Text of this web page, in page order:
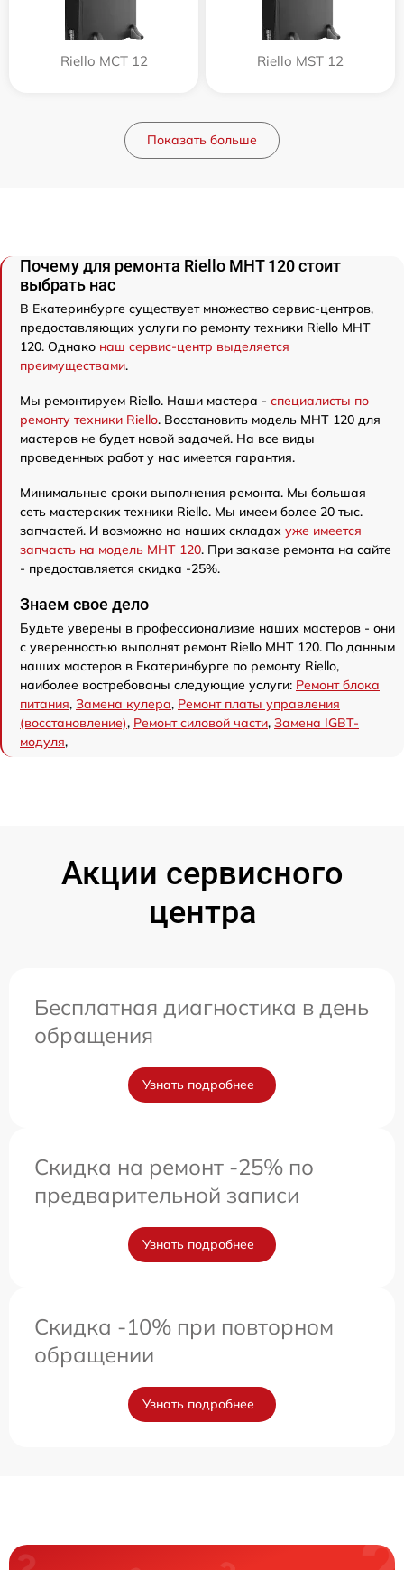
Riello MCT 12 Riello MST 12
Показать больше
Почему для ремонта Riello MHT 120 стоит
выбрать нас
В Екатеринбурге существует множество сервис-центров,
предоставляющих услуги по ремонту техники Riello MHT
120. Однако наш сервис-центр выделяется
преимуществами.
Мы ремонтируем Riello. Наши мастера - специалисты по
ремонту техники Riello. Восстановить модель MHT 120 для
мастеров не будет новой задачей. На все виды
проведенных работ у нас имеется гарантия.
Минимальные сроки выполнения ремонта. Мы большая
сеть мастерских техники Riello. Мы имеем более 20 тыс.
запчастей. И возможно на наших складах уже имеется
запчасть на модель MHT 120. При заказе ремонта на сайте
- предоставляется скидка -25%.
Знаем свое дело
Будьте уверены в профессионализме наших мастеров - они
с уверенностью выполнят ремонт Riello MHT 120. По данным
наших мастеров в Екатеринбурге по ремонту Riello,
наиболее востребованы следующие услуги: Ремонт блока
питания, Замена кулера, Ремонт платы управления
(восстановление), Ремонт силовой части, Замена IGBT-
модуля,
Акции сервисного
центра
Бесплатная диагностика в день
обращения
Узнать подробнее
Скидка на ремонт -25% по
предварительной записи
Узнать подробнее
Скидка -10% при повторном
обращении
Узнать подробнее